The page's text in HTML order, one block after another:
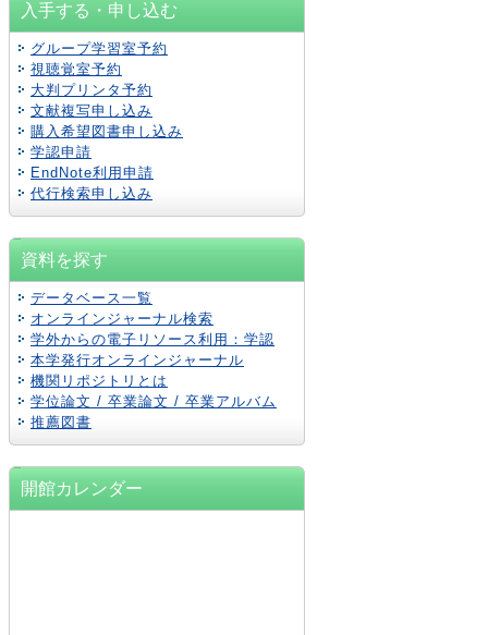
入手する・申し込む
グループ学習室予約
視聴覚室予約
大判プリンタ予約
文献複写申し込み
購入希望図書申し込み
学認申請
EndNote利用申請
代行検索申し込み
資料を探す
データベース一覧
オンラインジャーナル検索
学外からの電子リソース利用：学認
本学発行オンラインジャーナル
機関リポジトリとは
学位論文 / 卒業論文 / 卒業アルバム
推薦図書
開館カレンダー